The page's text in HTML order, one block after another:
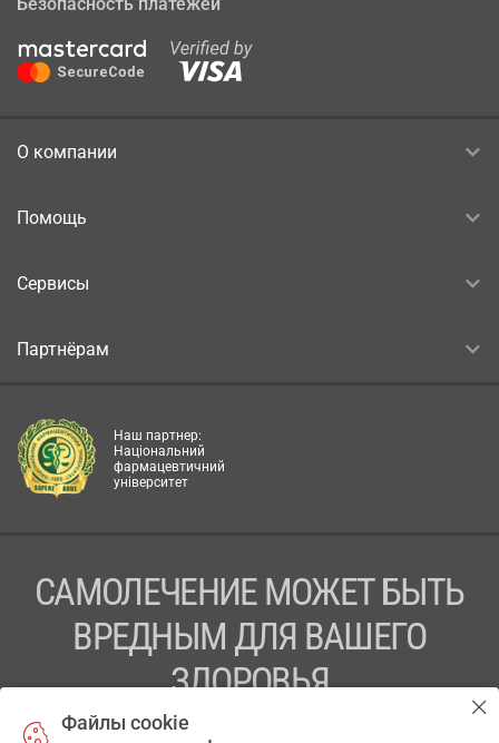
О компании
Помощь
Сервисы
Партнёрам
Наш партнер:
Національний
фармацевтичний
університет
САМОЛЕЧЕНИЕ МОЖЕТ БЫТЬ
ВРЕДНЫМ ДЛЯ ВАШЕГО
ЗДОРОВЬЯ
ПЕРЕД ПРИМЕНЕНИЕМ ПРЕПАРАТА
Файлы cookie